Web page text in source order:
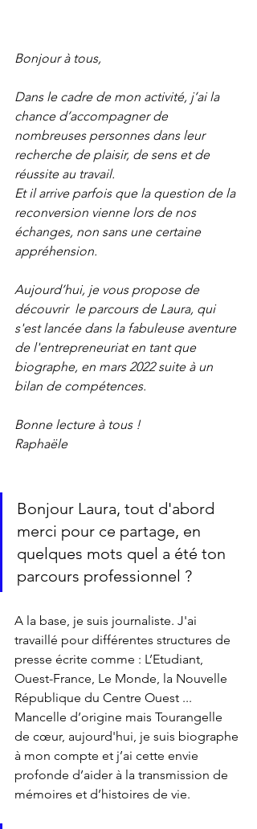
Bonjour à tous,
Dans le cadre de mon activité, j’ai la
chance d’accompagner de
nombreuses personnes dans leur
recherche de plaisir, de sens et de
réussite au travail.
Et il arrive parfois que la question de la
reconversion vienne lors de nos
échanges, non sans une certaine
appréhension.
Aujourd’hui, je vous propose de
découvrir  le parcours de Laura, qui
s'est lancée dans la fabuleuse aventure
de l'entrepreneuriat en tant que
biographe, en mars 2022 suite à un
bilan de compétences.
Bonne lecture à tous !
Raphaële
Bonjour Laura, tout d'abord
merci pour ce partage, en
quelques mots quel a été ton
parcours professionnel ?
A la base, je suis journaliste. J'ai
travaillé pour différentes structures de
presse écrite comme : L’Etudiant,
Ouest-France, Le Monde, la Nouvelle
République du Centre Ouest ...
Mancelle d’origine mais Tourangelle
de cœur, aujourd'hui, je suis biographe
à mon compte et j’ai cette envie
profonde d’aider à la transmission de
mémoires et d’histoires de vie.